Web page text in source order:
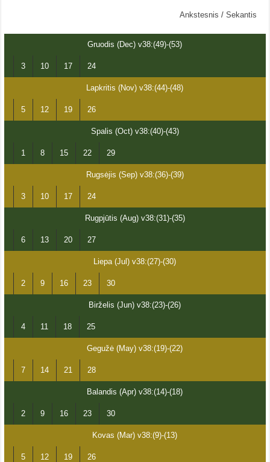
Ankstesnis / Sekantis
Gruodis (Dec) v38:(49)-(53)
3 10 17 24
Lapkritis (Nov) v38:(44)-(48)
5 12 19 26
Spalis (Oct) v38:(40)-(43)
1 8 15 22 29
Rugsėjis (Sep) v38:(36)-(39)
3 10 17 24
Rugpjūtis (Aug) v38:(31)-(35)
6 13 20 27
Liepa (Jul) v38:(27)-(30)
2 9 16 23 30
Birželis (Jun) v38:(23)-(26)
4 11 18 25
Gegužė (May) v38:(19)-(22)
7 14 21 28
Balandis (Apr) v38:(14)-(18)
2 9 16 23 30
Kovas (Mar) v38:(9)-(13)
5 12 19 26